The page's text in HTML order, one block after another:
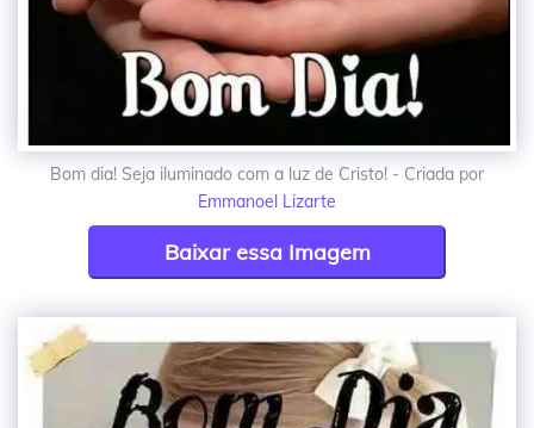
Bom dia! Seja iluminado com a luz de Cristo! - Criada por
Emmanoel Lizarte
Baixar essa Imagem